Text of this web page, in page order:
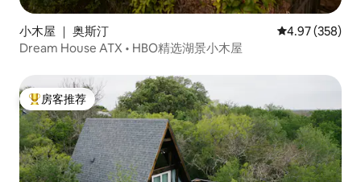
小木屋 ｜ 奥斯汀 平均评分 4.97
4.97 (358)
Dream House ATX • HBO精选湖景小木屋
热门「房客推荐」
房客推荐